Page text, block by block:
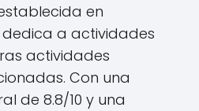
en
a actividades
actividades
Con una
de 8.8/10 y una